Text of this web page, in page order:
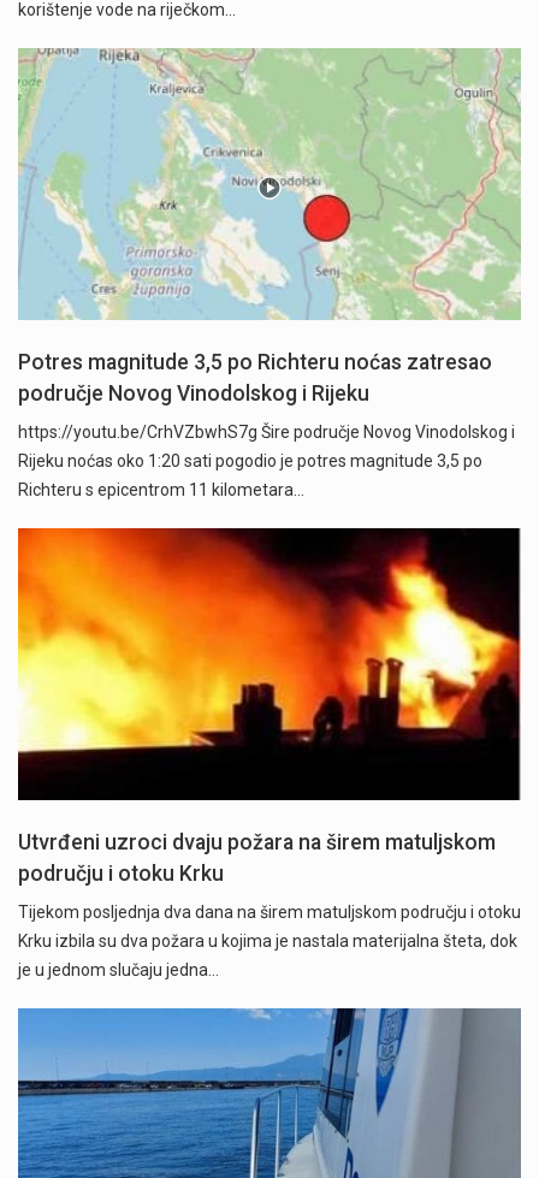
korištenje vode na riječkom…
Potres magnitude 3,5 po Richteru noćas zatresao
područje Novog Vinodolskog i Rijeku
https://youtu.be/CrhVZbwhS7g Šire područje Novog Vinodolskog i
Rijeku noćas oko 1:20 sati pogodio je potres magnitude 3,5 po
Richteru s epicentrom 11 kilometara…
Utvrđeni uzroci dvaju požara na širem matuljskom
području i otoku Krku
Tijekom posljednja dva dana na širem matuljskom području i otoku
Krku izbila su dva požara u kojima je nastala materijalna šteta, dok
je u jednom slučaju jedna…